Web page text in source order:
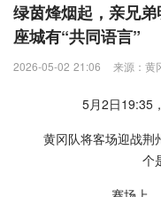
绿茵烽烟起，亲兄
座城有“共同语言”
2026-05-02 21:06 来源：黄
5月2日19:35
黄冈队将客场迎战
个